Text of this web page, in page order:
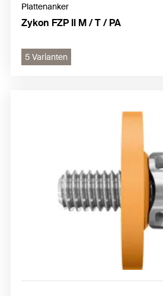
Plattenanker
Zykon FZP II M / T / PA
5 Varianten